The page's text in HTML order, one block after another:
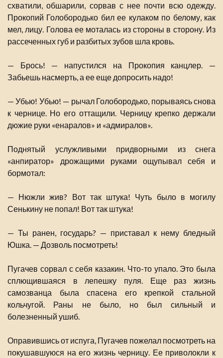
схватили, обшарили, сорвав с нее почти всю одежду.
Прокопий Голобородько бил ее кулаком по белому, как
мел, лицу. Голова ее моталась из стороны в сторону. Из
рассеченных губ и разбитых зубов шла кровь.
— Брось! — напустился на Прокопия канцлер. —
Забьешь насмерть, а ее еще допросить надо!
— Убью! Убью! — рычал Голобородько, порываясь снова
к чернице. Но его оттащили. Черницу крепко держали
дюжие руки «енаралов» и «адмиралов».
Поднятый услужливыми придворными из снега
«анпиратор» дрожащими руками ощупывал себя и
бормотал:
— Нюжли жив? Вот так штука! Чуть было в могилу
Сенькину не попал! Вот так штука!
— Ты ранен, государь? — приставал к нему бледный
Юшка. — Дозволь посмотреть!
Пугачев сорвал с себя казакин. Что-то упало. Это была
сплющившаяся в лепешку пуля. Еще раз жизнь
самозванца была спасена его крепкой стальной
кольчугой. Раны не было, но был сильный и
болезненный ушиб.
Оправившись от испуга, Пугачев пожелал посмотреть на
покушавшуюся на его жизнь черницу. Ее приволокли к